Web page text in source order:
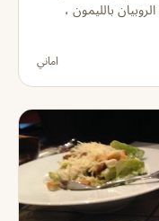
بالليمون ،
اماني